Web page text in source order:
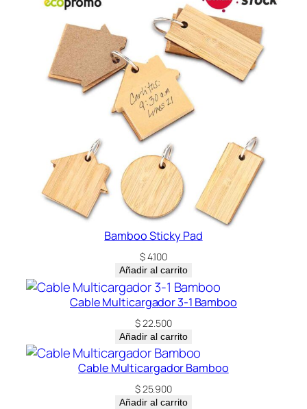
Bamboo Sticky Pad
$4.100
Añadir al carrito
Cable Multicargador 3-1 Bamboo
$22.500
Añadir al carrito
Cable Multicargador Bamboo
$25.900
Añadir al carrito